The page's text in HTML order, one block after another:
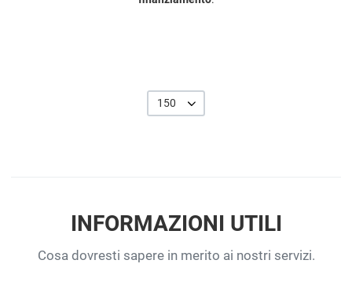
150
INFORMAZIONI UTILI
Cosa dovresti sapere in merito ai nostri servizi.